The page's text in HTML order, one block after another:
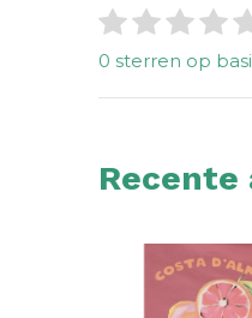
0 sterren op